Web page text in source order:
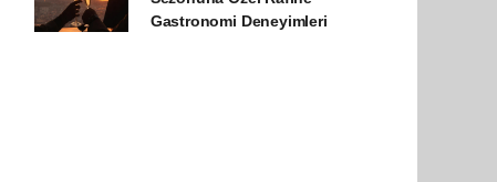
Gastronomi Deneyimleri